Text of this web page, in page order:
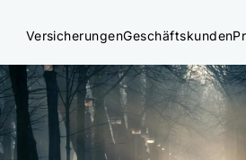
VersicherungenGeschäftskunden